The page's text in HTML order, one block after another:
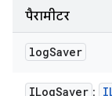
पैरामीटर
logSaver
ILogSaver :